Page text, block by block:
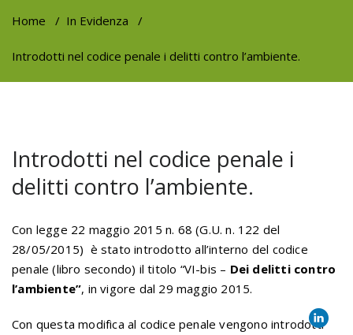
Home / In Evidenza /
Introdotti nel codice penale i delitti contro l’ambiente.
Introdotti nel codice penale i
delitti contro l’ambiente.
Con legge 22 maggio 2015 n. 68 (G.U. n. 122 del
28/05/2015) è stato introdotto all’interno del codice
penale (libro secondo) il titolo “VI-bis – Dei delitti contro
l’ambiente”, in vigore dal 29 maggio 2015.
Con questa modifica al codice penale vengono introdotti